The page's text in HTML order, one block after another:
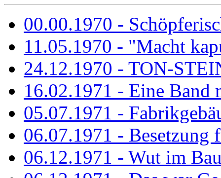
00.00.1970 -
11.05.1970 - "Macht
24.12.1970 - TON-
16.02.1971 - Eine Band
05.07.1971 -
06.07.1971 - Besetzung
06.12.1971 - Wut im